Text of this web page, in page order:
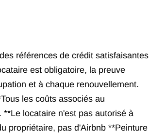
références de crédit satisfaisantes
est obligatoire, la preuve
et à chaque renouvellement.
les coûts associés au
locataire n'est pas autorisé à
propriétaire, pas d'Airbnb **Peinture